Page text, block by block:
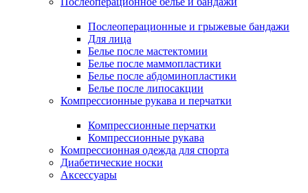
Послеоперационные и грыжевые бандажи
Для лица
Белье после мастектомии
Белье после маммопластики
Белье после абдоминопластики
Белье после липосакции
Компрессионные рукава и перчатки
Компрессионные перчатки
Компрессионные рукава
Компрессионная одежда для спорта
Диабетические носки
Аксессуары